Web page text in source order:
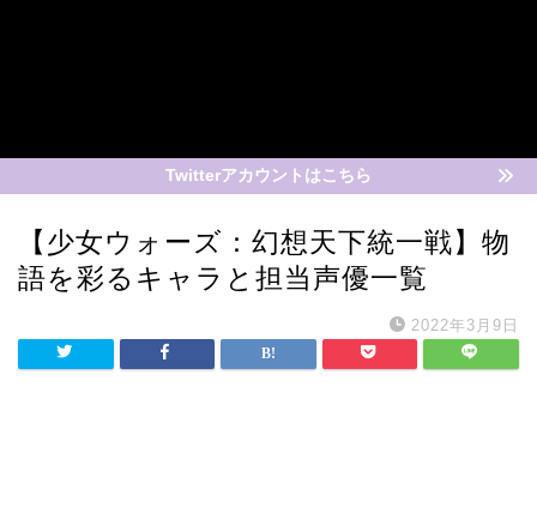
Twitterアカウントはこちら
【少女ウォーズ：幻想天下統一戦】物
語を彩るキャラと担当声優一覧
2022年3月9日